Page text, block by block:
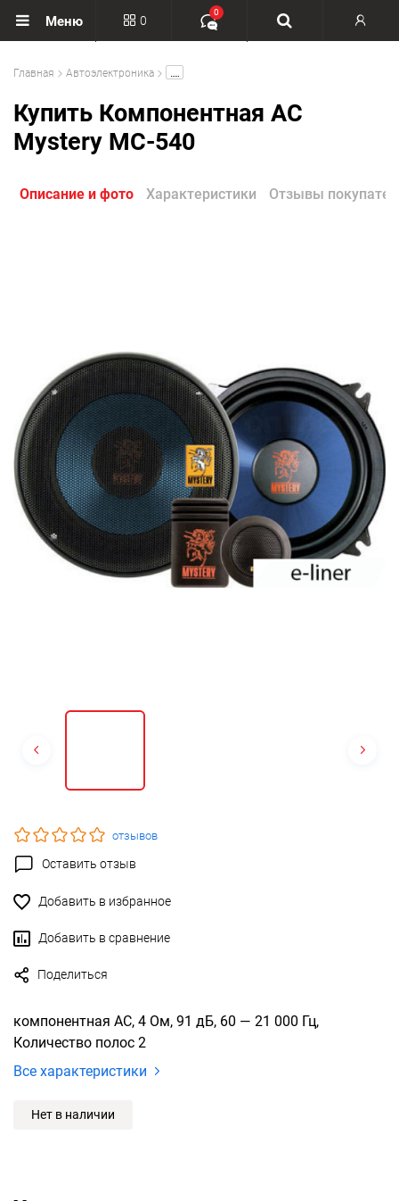
Меню 0
0
Главная Автоэлектроника
Купить Компонентная АС
Mystery MC-540
Описание и фото Характеристики Отзывы
отзывов
Оставить отзыв
Добавить в избранное
Добавить в сравнение
Поделиться
компонентная АС, 4 Ом, 91 дБ, 60 — 21 000 Гц,
Количество полос 2
Все характеристики
Нет в наличии